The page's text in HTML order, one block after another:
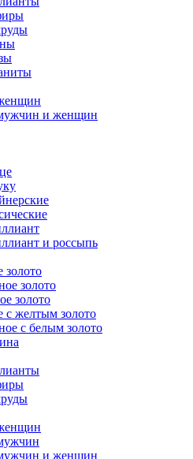
и женщин
и россыпь
золото
золото
золото
с желтым золото
с белым золото
и женщин